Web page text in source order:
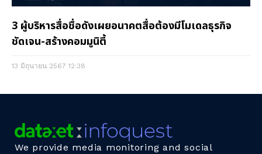
3 ผู้บริหารสื่อชื่อดังเผยอนาคตสื่อต้องมีโมเดลธุรกิจ
ชัดเจน-สร้างคอมมูนิตี้
13 มิถุนายน 2567 12:38
We provide media monitoring and social